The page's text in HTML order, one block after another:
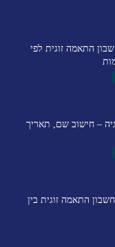
התאמה זוגית לפי
– חישוב שם, תאריך
התאמה זוגית בין